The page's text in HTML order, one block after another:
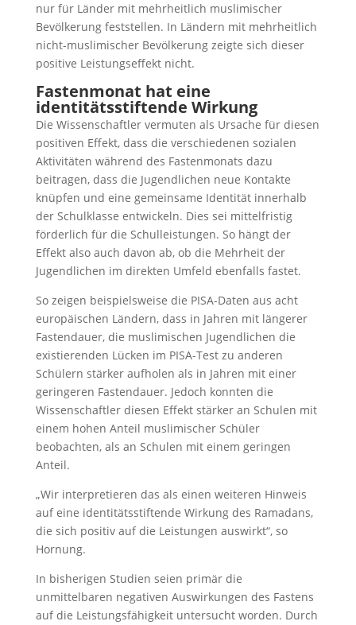
nur für Länder mit mehrheitlich muslimischer
Bevölkerung feststellen. In Ländern mit mehrheitlich
nicht-muslimischer Bevölkerung zeigte sich dieser
positive Leistungseffekt nicht.
Fastenmonat hat eine
identitätsstiftende Wirkung
Die Wissenschaftler vermuten als Ursache für diesen
positiven Effekt, dass die verschiedenen sozialen
Aktivitäten während des Fastenmonats dazu
beitragen, dass die Jugendlichen neue Kontakte
knüpfen und eine gemeinsame Identität innerhalb
der Schulklasse entwickeln. Dies sei mittelfristig
förderlich für die Schulleistungen. So hängt der
Effekt also auch davon ab, ob die Mehrheit der
Jugendlichen im direkten Umfeld ebenfalls fastet.
So zeigen beispielsweise die PISA-Daten aus acht
europäischen Ländern, dass in Jahren mit längerer
Fastendauer, die muslimischen Jugendlichen die
existierenden Lücken im PISA-Test zu anderen
Schülern stärker aufholen als in Jahren mit einer
geringeren Fastendauer. Jedoch konnten die
Wissenschaftler diesen Effekt stärker an Schulen mit
einem hohen Anteil muslimischer Schüler
beobachten, als an Schulen mit einem geringen
Anteil.
„Wir interpretieren das als einen weiteren Hinweis
auf eine identitätsstiftende Wirkung des Ramadans,
die sich positiv auf die Leistungen auswirkt“, so
Hornung.
In bisherigen Studien seien primär die
unmittelbaren negativen Auswirkungen des Fastens
auf die Leistungsfähigkeit untersucht worden. Durch